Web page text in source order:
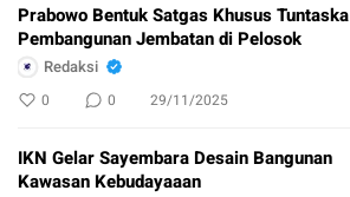
Prabowo Bentuk Satgas Khusus Tuntaska
Pembangunan Jembatan di Pelosok
Redaksi
0 0 29/11/2025
IKN Gelar Sayembara Desain Bangunan
Kawasan Kebudayaaan